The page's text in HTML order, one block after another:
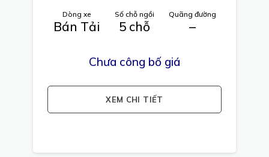
Dòng xe
Bán Tải
Số chỗ ngồi
5 chỗ
Quãng đường
–
Chưa công bố giá
XEM CHI TIẾT